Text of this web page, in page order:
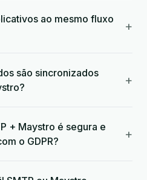
ao mesmo fluxo
+
são sincronizados
+
+ Maystro é segura e
o GDPR?
+